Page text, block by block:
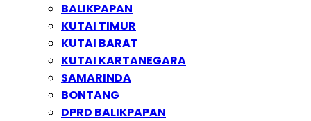
BALIKPAPAN
KUTAI TIMUR
KUTAI BARAT
KUTAI KARTANEGARA
SAMARINDA
BONTANG
DPRD BALIKPAPAN